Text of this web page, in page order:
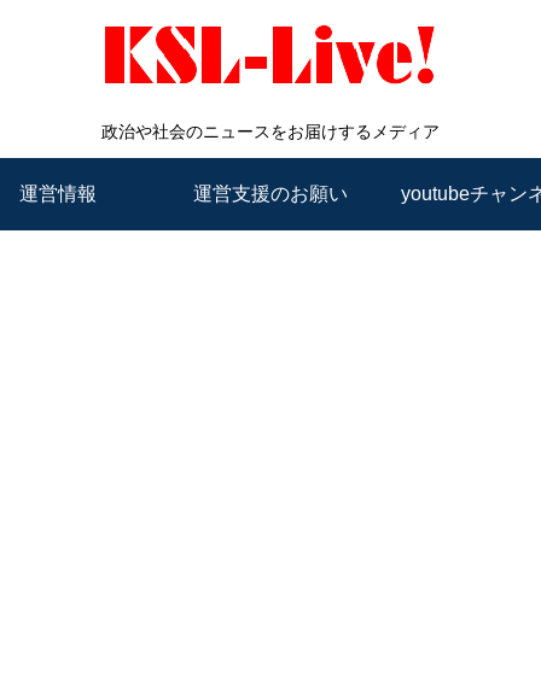
政治や社会のニュースをお届けするメディア
運営情報 運営支援のお願い youtubeチャン